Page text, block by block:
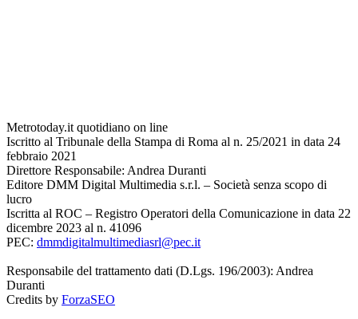
Metrotoday.it quotidiano on line
Iscritto al Tribunale della Stampa di Roma al n. 25/2021 in data 24
febbraio 2021
Direttore Responsabile: Andrea Duranti
Editore DMM Digital Multimedia s.r.l. – Società senza scopo di
lucro
Iscritta al ROC – Registro Operatori della Comunicazione in data 22
dicembre 2023 al n. 41096
PEC: dmmdigitalmultimediasrl@pec.it
Responsabile del trattamento dati (D.Lgs. 196/2003): Andrea
Duranti
Credits by ForzaSEO